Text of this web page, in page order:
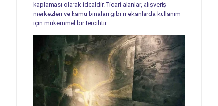
kaplaması olarak idealdir. Ticari alanlar, alışveriş
merkezleri ve kamu binaları gibi mekanlarda kullanım
için mükemmel bir tercihtir.